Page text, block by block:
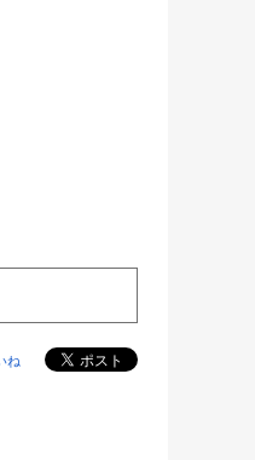
ね